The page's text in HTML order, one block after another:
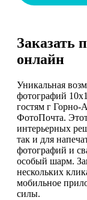
Заказать
онлайн
Уникальная
фотографий
гостям г Горно-
ФотоПочта.
интерьерных
так и для
фотографий и
особый шарм.
нескольких
мобильное
силы.